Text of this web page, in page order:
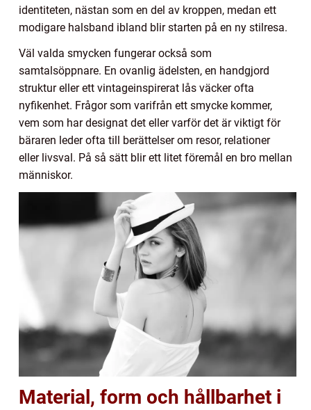
identiteten, nästan som en del av kroppen, medan ett
modigare halsband ibland blir starten på en ny stilresa.
Väl valda smycken fungerar också som
samtalsöppnare. En ovanlig ädelsten, en handgjord
struktur eller ett vintageinspirerat lås väcker ofta
nyfikenhet. Frågor som varifrån ett smycke kommer,
vem som har designat det eller varför det är viktigt för
bäraren leder ofta till berättelser om resor, relationer
eller livsval. På så sätt blir ett litet föremål en bro mellan
människor.
Material, form och hållbarhet i